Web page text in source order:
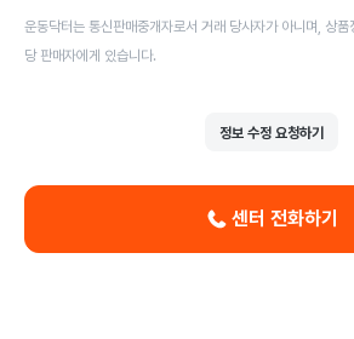
운동닥터는 통신판매중개자로서 거래 당사자가 아니며, 상
당 판매자에게 있습니다.
정보 수정 요청하기
센터 전화하기